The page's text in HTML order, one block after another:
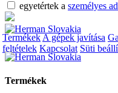
egyetértek a személyes
Termékek A gépek javítása
feltételek Kapcsolat Süti
Termékek